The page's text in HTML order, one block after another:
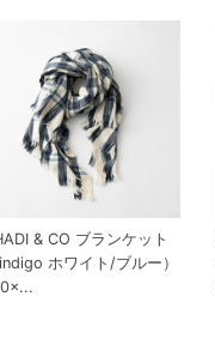
& CO ブランケット
ホワイト/ブルー）